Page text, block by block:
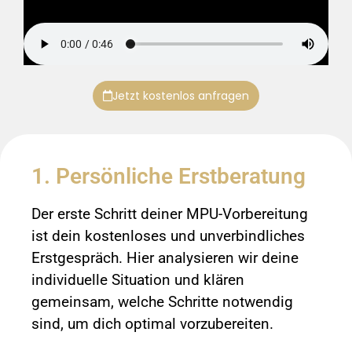
Jetzt kostenlos anfragen
1. Persönliche Erstberatung
Der erste Schritt deiner MPU-Vorbereitung
ist dein kostenloses und unverbindliches
Erstgespräch. Hier analysieren wir deine
individuelle Situation und klären
gemeinsam, welche Schritte notwendig
sind, um dich optimal vorzubereiten.